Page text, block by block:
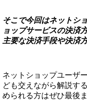
そこで今回はネットシ
ョップサービスの決済
主要な決済手段や決済
ネットショップユーザ
ども交えながら解説す
められる方はぜひ最後